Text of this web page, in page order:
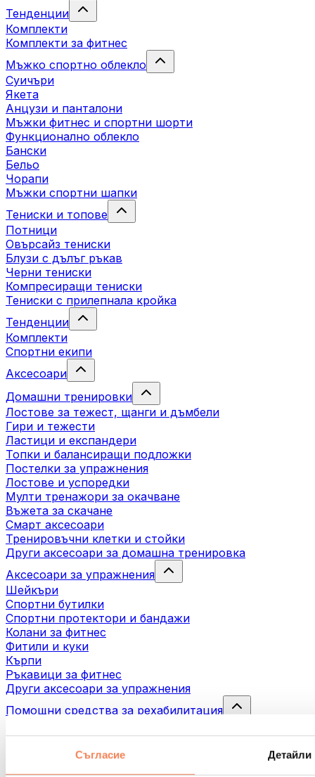
Съгласие Детайли
Тенденции
Комплекти
Комплекти за фитнес
Мъжко спортно облекло
Суичъри
Якета
Aнцузи и панталони
Mъжки фитнес и спортни шорти
Функционално облекло
Бански
Бельо
Чорапи
Mъжки спортни шапки
Тениски и топове
Потници
Овърсайз тениски
Блузи с дълъг ръкав
Черни тениски
Компресиращи тениски
Тениски с прилепнала кройка
Тенденции
Комплекти
Спортни екипи
Аксесоари
Домашни тренировки
Лостове за тежест, щанги и дъмбели
Гири и тежести
Ластици и експандери
Топки и балансиращи подложки
Постелки за упражнения
Лостове и успоредки
Мулти тренажори за окачване
Въжета за скачане
Смарт аксесоари
Тренировъчни клетки и стойки
Други аксесоари за домашна тренировка
Аксесоари за упражнения
Шейкъри
Спортни бутилки
Спортни протектори и бандажи
Колани за фитнес
Фитили и куки
Кърпи
Ръкавици за фитнес
Други аксесоари за упражнения
Помощни средства за рехабилитация
Инструменти за масаж
Масажни ролери